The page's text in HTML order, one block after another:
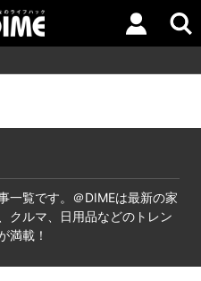
一覧です。＠DIMEは最新の家
クルマ、日用品などのトレン
満載！